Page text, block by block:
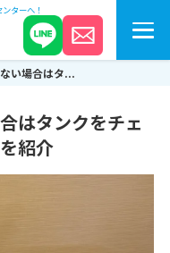
ターへ！
い場合はタ...
はタンクをチェ
紹介